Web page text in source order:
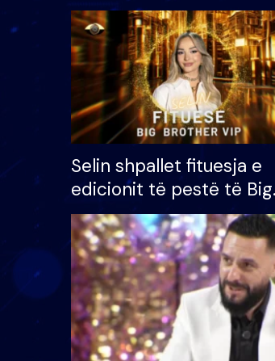
Selin shpallet fituesja e
edicionit të pestë të Big
Brother VIP, rrëmben
çmimin e madh prej 100
mijë eurosh